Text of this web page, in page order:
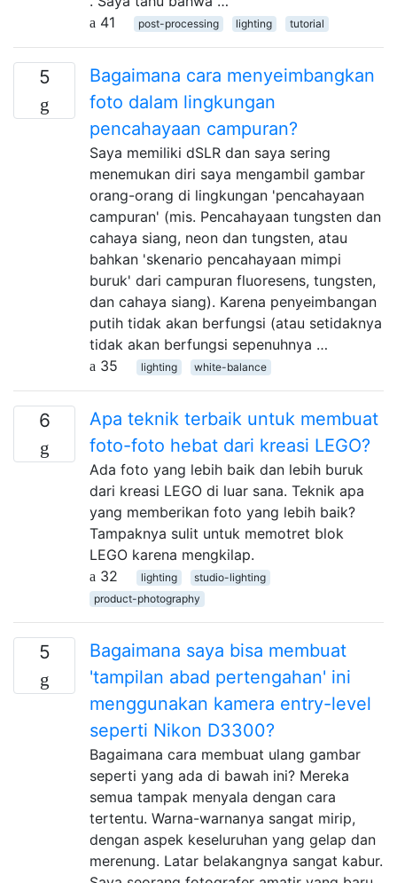
41
post-processing lighting tutorial
5
Bagaimana cara menyeimbangkan
foto dalam lingkungan
pencahayaan campuran?
Saya memiliki dSLR dan saya sering
menemukan diri saya mengambil gambar
orang-orang di lingkungan 'pencahayaan
campuran' (mis. Pencahayaan tungsten dan
cahaya siang, neon dan tungsten, atau
bahkan 'skenario pencahayaan mimpi
buruk' dari campuran fluoresens, tungsten,
dan cahaya siang). Karena penyeimbangan
putih tidak akan berfungsi (atau setidaknya
tidak akan berfungsi sepenuhnya …
35
lighting white-balance
6
Apa teknik terbaik untuk membuat
foto-foto hebat dari kreasi LEGO?
Ada foto yang lebih baik dan lebih buruk
dari kreasi LEGO di luar sana. Teknik apa
yang memberikan foto yang lebih baik?
Tampaknya sulit untuk memotret blok
LEGO karena mengkilap.
32
lighting
studio-lighting
product-photography
5
Bagaimana saya bisa membuat
'tampilan abad pertengahan' ini
menggunakan kamera entry-level
seperti Nikon D3300?
Bagaimana cara membuat ulang gambar
seperti yang ada di bawah ini? Mereka
semua tampak menyala dengan cara
tertentu. Warna-warnanya sangat mirip,
dengan aspek keseluruhan yang gelap dan
merenung. Latar belakangnya sangat kabur.